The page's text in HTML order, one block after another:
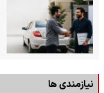
نیازمندی ها